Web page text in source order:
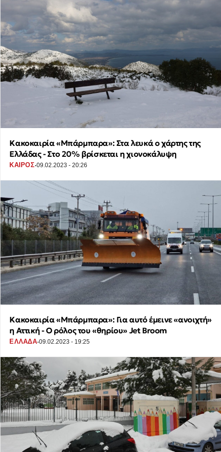
Κακοκαιρία «Μπάρμπαρα»: Στα λευκά ο χάρτης της
Ελλάδας - Στο 20% βρίσκεται η χιονοκάλυψη
ΚΑΙΡΟΣ·09.02.2023 - 20:26
Κακοκαιρία «Μπάρμπαρα»: Για αυτό έμεινε «ανοιχτή»
η Αττική - Ο ρόλος του «θηρίου» Jet Broom
ΕΛΛΑΔΑ·09.02.2023 - 19:25